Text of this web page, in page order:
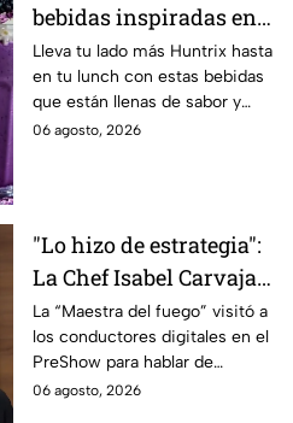
bebidas inspiradas en
las guerreras Huntrix
para llevar a la escuela
este regreso a clases
2026; son saludables y
Lleva tu lado más Huntrix hasta
en tu lunch con estas bebidas
que están llenas de sabor y
frescura.
06 agosto, 2026
"Lo hizo de estrategia":
La Chef Isabel Carvajal
opina sobre la decisión
de Ramahá de subir a
Daniela al balcón de
MasterChef 24/7
La “Maestra del fuego” visitó a
los conductores digitales en el
PreShow para hablar de
algunos de los sucesos más
06 agosto, 2026